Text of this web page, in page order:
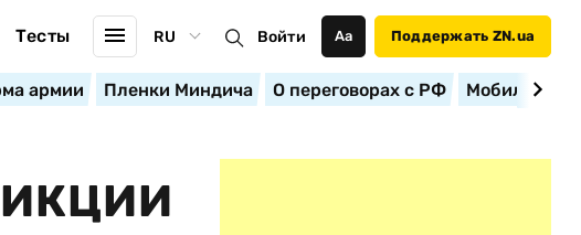
Тесты RU Войти Аа Поддержать ZN.ua
армии Пленки Миндича О переговорах с РФ